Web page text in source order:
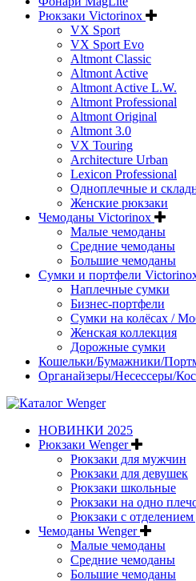
Рюкзаки Victorinox
VX Sport
VX Sport Evo
Altmont Classic
Altmont Active
Altmont Active L.W.
Altmont Professional
Altmont Original
Altmont 3.0
VX Touring
Architecture Urban
Lexicon Professional
Одноплечные и
Женские рюкзаки
Чемоданы Victorinox
Малые чемоданы
Средние чемоданы
Большие чемоданы
Сумки и портфели
Наплечные сумки
Бизнес-портфели
Сумки на колёсах /
Женская коллекция
Дорожные сумки
Кошельки/Бумажники/
Органайзеры/Несессеры/
НОВИНКИ 2025
Рюкзаки Wenger
Рюкзаки для мужчин
Рюкзаки для девушек
Рюкзаки школьные
Рюкзаки на одно
Рюкзаки с отделением
Чемоданы Wenger
Малые чемоданы
Средние чемоданы
Большие чемоданы